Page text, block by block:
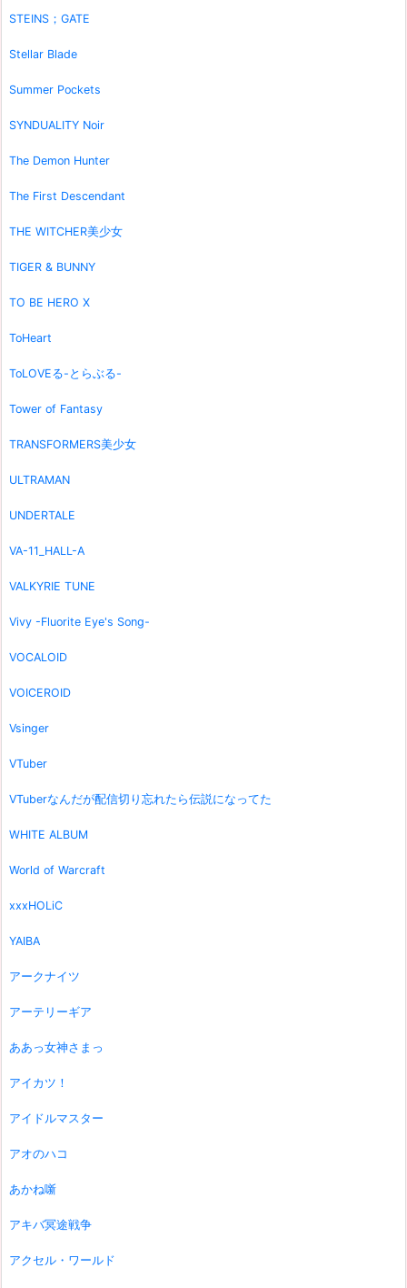
STEINS；GATE
Stellar Blade
Summer Pockets
SYNDUALITY Noir
The Demon Hunter
The First Descendant
THE WITCHER美少女
TIGER & BUNNY
TO BE HERO X
ToHeart
ToLOVEる-とらぶる-
Tower of Fantasy
TRANSFORMERS美少女
ULTRAMAN
UNDERTALE
VA-11_HALL-A
VALKYRIE TUNE
Vivy -Fluorite Eye's Song-
VOCALOID
VOICEROID
Vsinger
VTuber
VTuberなんだが配信切り忘れたら伝説になってた
WHITE ALBUM
World of Warcraft
xxxHOLiC
YAIBA
アークナイツ
アーテリーギア
ああっ女神さまっ
アイカツ！
アイドルマスター
アオのハコ
あかね噺
アキバ冥途戦争
アクセル・ワールド